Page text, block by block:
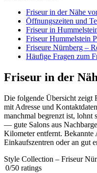
Friseur in der Nähe
Öffnungszeiten und
Friseur in
Friseur Hummelstein
Friseure Nürnberg –
Häufige Fragen zum
Friseur in der
Die folgende Übersicht zeigt
mit Adresse und
manchmal begrenzt ist,
— gute Salons aus
Kilometer entfernt. Bekannte
Einkaufszentren oder an gut
Style Collection – Friseur
0/50 ratings